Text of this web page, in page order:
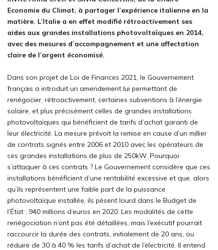
Economie du Climat, à partager l’expérience italienne en la
matière. L’Italie a en effet modifié rétroactivement ses
aides aux grandes installations photovoltaïques en 2014,
avec des mesures d’accompagnement et une affectation
claire de l’argent économisé.
Dans son projet de Loi de Finances 2021, le Gouvernement
français a introduit un amendement lui permettant de
renégocier, rétroactivement, certaines subventions à l’énergie
solaire, et plus précisément celles de grandes installations
photovoltaïques qui bénéficient de tarifs d’achat garanti de
leur électricité. La mesure prévoit la remise en cause d’un millier
de contrats signés entre 2006 et 2010 avec les opérateurs de
ces grandes installations de plus de 250kW. Pourquoi
s’attaquer à ces contrats ? Le Gouvernement considère que ces
installations bénéficient d’une rentabilité excessive et que, alors
qu’ils représentent une faible part de la puissance
photovoltaïque installée, ils pèsent lourd dans le Budget de
l’État : 940 millions d’euros en 2020. Les modalités de cette
renégociation n’ont pas été détaillées, mais l’exécutif pourrait
raccourcir la durée des contrats, initialement de 20 ans, ou
réduire de 30 à 40 % les tarifs d’achat de l’électricité. Il entend